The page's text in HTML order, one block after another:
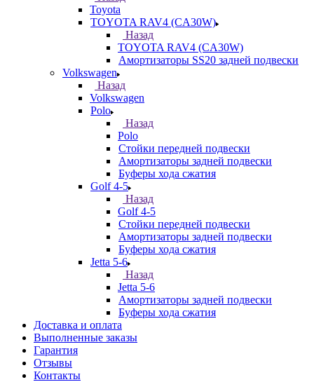
Toyota
TOYOTA RAV4 (CA30W)
Назад
TOYOTA RAV4 (CA30W)
Амортизаторы SS20 задней подвески
Volkswagen
Назад
Volkswagen
Polo
Назад
Polo
Стойки передней подвески
Амортизаторы задней подвески
Буферы хода сжатия
Golf 4-5
Назад
Golf 4-5
Стойки передней подвески
Амортизаторы задней подвески
Буферы хода сжатия
Jetta 5-6
Назад
Jetta 5-6
Амортизаторы задней подвески
Буферы хода сжатия
Доставка и оплата
Выполненные заказы
Гарантия
Отзывы
Контакты